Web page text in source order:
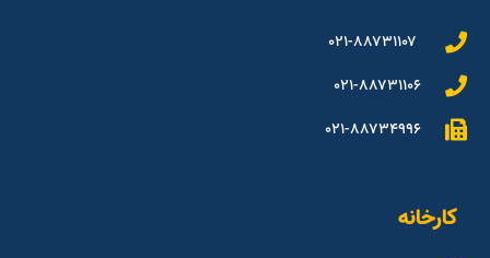
۰۲۱-۸۸۷۳۱۱۰۶
۰۲۱-۸۸۷۳۴۹۹۶
کارخانه